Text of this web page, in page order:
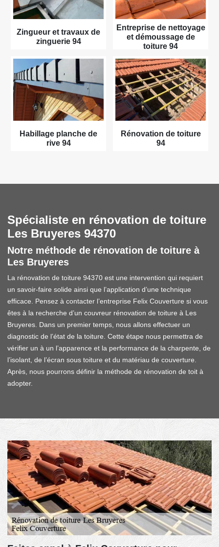
Zingueur et travaux de
zinguerie 94
Entreprise de nettoyage
et démoussage de
toiture 94
Habillage planche de
rive 94
Rénovation de toiture
94
Spécialiste en rénovation de toiture
Les Bruyeres 94370
Notre méthode de rénovation de toiture à
Les Bruyeres
La rénovation de toiture 94370 est une intervention qui requiert
un savoir-faire solide ainsi que l’application d’une technique
efficace. Pensez à contacter l’entreprise Felix Couverture si vous
êtes à la recherche d’un couvreur rénovation de toiture à Les
Bruyeres. Dans un premier temps, nous allons effectuer un
diagnostic de l’état de la toiture. Cette étape nous permettra de
vérifier un à un l’apparence et la performance de la charpente, de
l’isolant, de l’écran sous toiture et du matériau de couverture.
Après, nous pourrons définir la méthode de rénovation de toit à
adopter.